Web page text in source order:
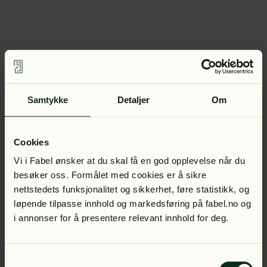
Samtykke Detaljer Om
Cookies
Vi i Fabel ønsker at du skal få en god opplevelse når du
besøker oss. Formålet med cookies er å sikre
nettstedets funksjonalitet og sikkerhet, føre statistikk, og
løpende tilpasse innhold og markedsføring på fabel.no og
i annonser for å presentere relevant innhold for deg.